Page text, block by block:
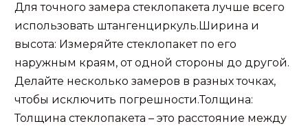
Для точного замера стеклопакета лучше всего
использовать штангенциркуль.Ширина и
высота: Измеряйте стеклопакет по его
наружным краям, от одной стороны до другой.
Делайте несколько замеров в разных точках,
чтобы исключить погрешности.Толщина:
Толщина стеклопакета – это расстояние между